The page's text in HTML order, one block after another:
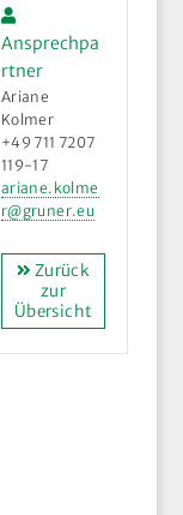
Ansprechpa
rtner
Ariane
Kolmer
+49 711 7207
119-17
ariane.kolme
r@gruner.eu
Zurück
zur
Übersicht